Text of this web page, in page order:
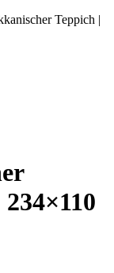
Teppich |